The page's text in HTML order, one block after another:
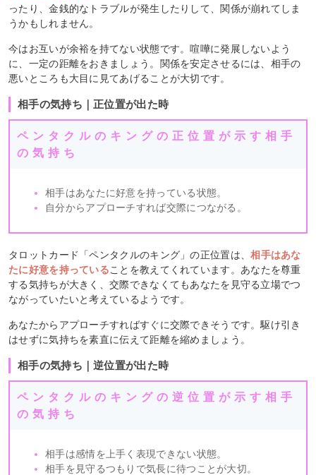
ったり、金銭的なトラブルが発生したりして、関係が崩れてしま
うかもしれません。
今はお互いが余裕を持てない状態です。喧嘩に発展しないよう
に、一定の距離をおきましょう。関係を安定させるには、相手の
悪いところも大目に見てあげることが大切です。
相手の気持ち｜正位置が出た時
ペンタクルのキングの正位置が示す相手
の気持ち
相手はあなたに好意を持っている状態。
自分からアプローチすれば交際につながる。
タロットカード「ペンタクルのキング」の正位置は、相手はあな
たに好意を持っていることを教えてくれています。あなたを尊重
する気持ちが大きく、交際できなくてもあなたを見守る立場でつ
ながっていたいと考えているようです。
あなたからアプローチすればすぐに交際できそうです。駆け引き
はせずに気持ちを素直に伝えて距離を縮めましょう。
相手の気持ち｜逆位置が出た時
ペンタクルのキングの逆位置が示す相手
の気持ち
相手は感情を上手く表現できない状態。
相手を見守るつもりで気長に待つことが大切。